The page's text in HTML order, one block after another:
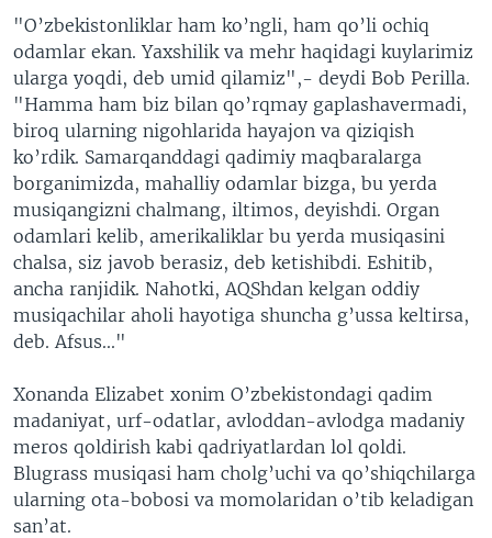
"O’zbekistonliklar ham ko’ngli, ham qo’li ochiq
odamlar ekan. Yaxshilik va mehr haqidagi kuylarimiz
ularga yoqdi, deb umid qilamiz",- deydi Bob Perilla.
"Hamma ham biz bilan qo’rqmay gaplashavermadi,
biroq ularning nigohlarida hayajon va qiziqish
ko’rdik. Samarqanddagi qadimiy maqbaralarga
borganimizda, mahalliy odamlar bizga, bu yerda
musiqangizni chalmang, iltimos, deyishdi. Organ
odamlari kelib, amerikaliklar bu yerda musiqasini
chalsa, siz javob berasiz, deb ketishibdi. Eshitib,
ancha ranjidik. Nahotki, AQShdan kelgan oddiy
musiqachilar aholi hayotiga shuncha g’ussa keltirsa,
deb. Afsus..."
Xonanda Elizabet xonim O’zbekistondagi qadim
madaniyat, urf-odatlar, avloddan-avlodga madaniy
meros qoldirish kabi qadriyatlardan lol qoldi.
Blugrass musiqasi ham cholg’uchi va qo’shiqchilarga
ularning ota-bobosi va momolaridan o’tib keladigan
san’at.